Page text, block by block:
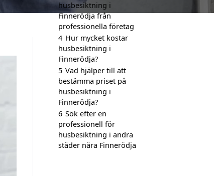
husbesiktning i
Finnerödja från
professionella företag
4 Hur mycket kostar
husbesiktning i
Finnerödja?
5 Vad hjälper till att
bestämma priset på
husbesiktning i
Finnerödja?
6 Sök efter en
professionell för
husbesiktning i andra
städer nära Finnerödja